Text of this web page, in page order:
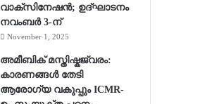
വാക്‌സിനേഷൻ; ഉദ്ഘാടനം
നവംബർ 3-ന്
November 1, 2025
അമീബിക് മസ്തിഷ്കജ്വരം:
കാരണങ്ങൾ തേടി
ആരോഗ്യ വകുപ്പും ICMR-